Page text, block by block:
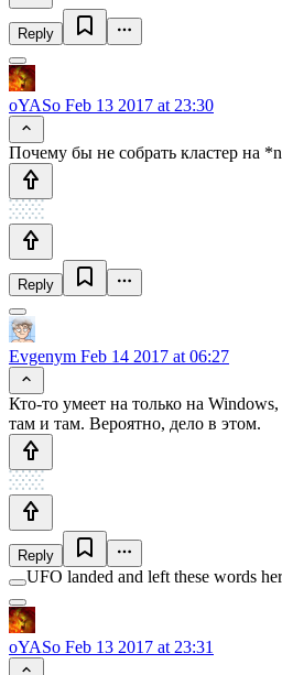
Reply
oYASo Feb 13 2017 at 23:30
Почему бы не собрать кластер на
Reply
Evgenym Feb 14 2017 at 06:27
Кто-то умеет на только на
там и там. Вероятно, дело в этом.
Reply
UFO landed and left these words
oYASo Feb 13 2017 at 23:31